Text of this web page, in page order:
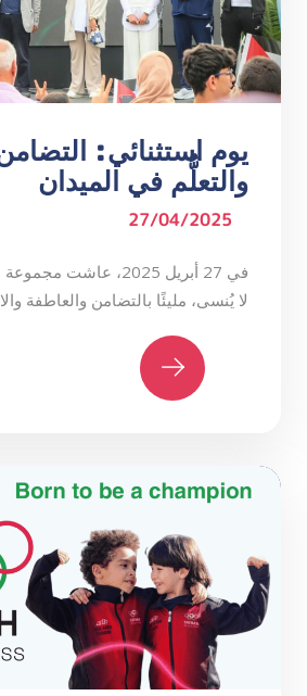
يوم استثنائي:
والتعلُّم في الميدان
27/04/2025
في 27 أبريل 2025، عاشت
لا يُنسى، مليئًا بالتضامن والعاطفة